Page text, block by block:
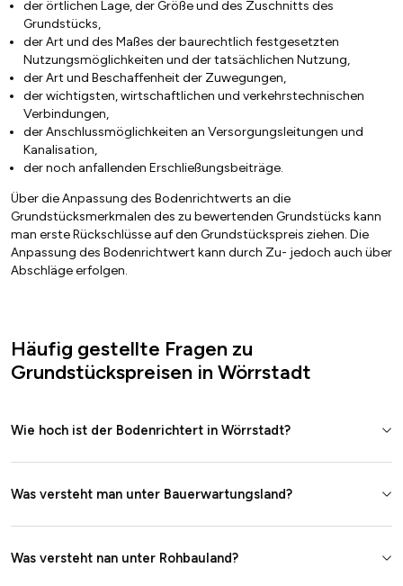
der örtlichen Lage, der Größe und des Zuschnitts des
Grundstücks,
der Art und des Maßes der baurechtlich festgesetzten
Nutzungsmöglichkeiten und der tatsächlichen Nutzung,
der Art und Beschaffenheit der Zuwegungen,
der wichtigsten, wirtschaftlichen und verkehrstechnischen
Verbindungen,
der Anschlussmöglichkeiten an Versorgungsleitungen und
Kanalisation,
der noch anfallenden Erschließungsbeiträge.
Über die Anpassung des Bodenrichtwerts an die
Grundstücksmerkmalen des zu bewertenden Grundstücks kann
man erste Rückschlüsse auf den Grundstückspreis ziehen. Die
Anpassung des Bodenrichtwert kann durch Zu- jedoch auch über
Abschläge erfolgen.
Häufig gestellte Fragen zu
Grundstückspreisen in Wörrstadt
Wie hoch ist der Bodenrichtert in Wörrstadt?
Was versteht man unter Bauerwartungsland?
Was versteht nan unter Rohbauland?